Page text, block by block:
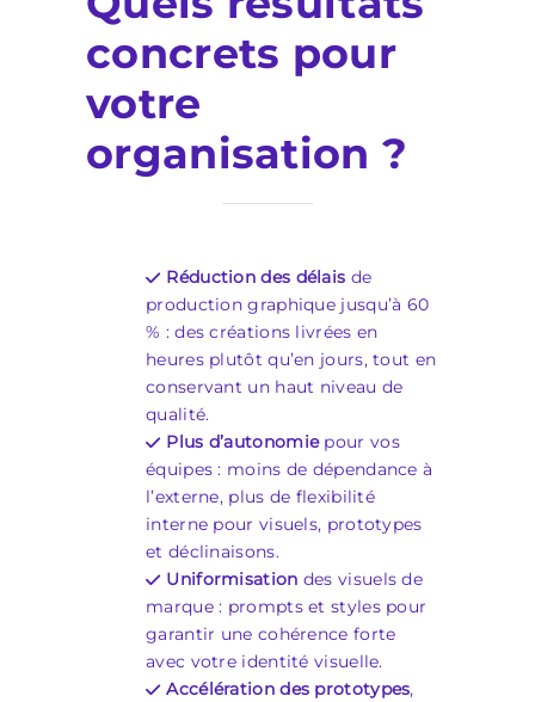
concrets pour
votre
organisation ?
Réduction des délais de
production graphique jusqu’à 60
% : des créations livrées en
heures plutôt qu’en jours, tout en
conservant un haut niveau de
qualité.
Plus d’autonomiepour vos
équipes : moins de dépendance à
l’externe, plus de flexibilité
interne pour visuels, prototypes
et déclinaisons.
Uniformisation des visuels de
marque : prompts et styles pour
garantir une cohérence forte
avec votre identité visuelle.
Accélération des prototypes,